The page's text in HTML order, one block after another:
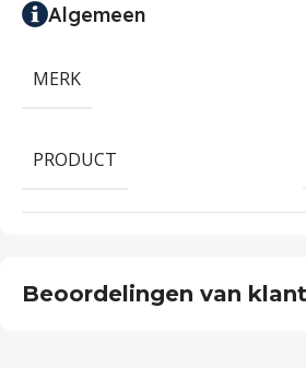
Algemeen
MERK
PRODUCT
Beoordelingen van